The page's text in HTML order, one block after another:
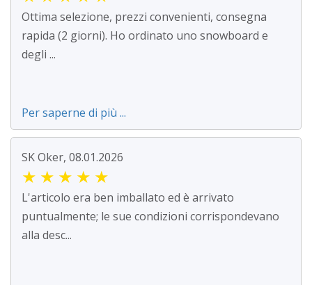
Ottima selezione, prezzi convenienti, consegna
rapida (2 giorni). Ho ordinato uno snowboard e
degli ...
Per saperne di più ...
SK Oker, 08.01.2026
★ ★ ★ ★ ★
L'articolo era ben imballato ed è arrivato
puntualmente; le sue condizioni corrispondevano
alla desc...